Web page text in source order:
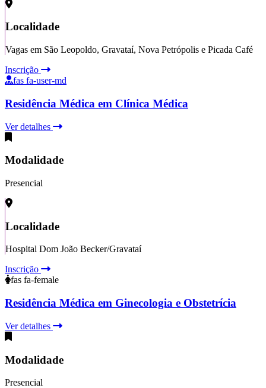
Localidade
Vagas em São Leopoldo, Gravataí, Nova Petrópolis e Picada Café
Inscrição
fas fa-user-md
Residência Médica em Clínica Médica
Ver detalhes
Modalidade
Presencial
Localidade
Hospital Dom João Becker/Gravataí
Inscrição
fas fa-female
Residência Médica em Ginecologia e Obstetrícia
Ver detalhes
Modalidade
Presencial